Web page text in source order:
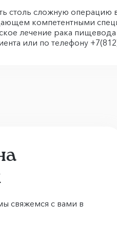
столь сложную
компетентными
лечение рака
или по телефону
свяжемся с вами в